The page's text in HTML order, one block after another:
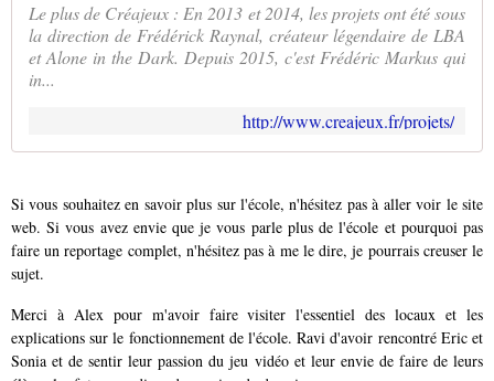
Le plus de Créajeux : En 2013 et 2014, les projets ont été sous
la direction de Frédérick Raynal, créateur légendaire de LBA
et Alone in the Dark. Depuis 2015, c'est Frédéric Markus qui
in...
http://www.creajeux.fr/projets/
Si vous souhaitez en savoir plus sur l'école, n'hésitez pas à aller voir le site
web. Si vous avez envie que je vous parle plus de l'école et pourquoi pas
faire un reportage complet, n'hésitez pas à me le dire, je pourrais creuser le
sujet.
Merci à Alex pour m'avoir faire visiter l'essentiel des locaux et les
explications sur le fonctionnement de l'école. Ravi d'avoir rencontré Eric et
Sonia et de sentir leur passion du jeu vidéo et leur envie de faire de leurs